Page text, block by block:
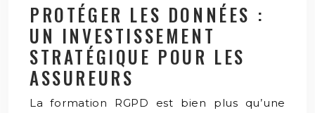
PROTÉGER LES DONNÉES :
UN INVESTISSEMENT
STRATÉGIQUE POUR LES
ASSUREURS
La formation RGPD est bien plus qu’une